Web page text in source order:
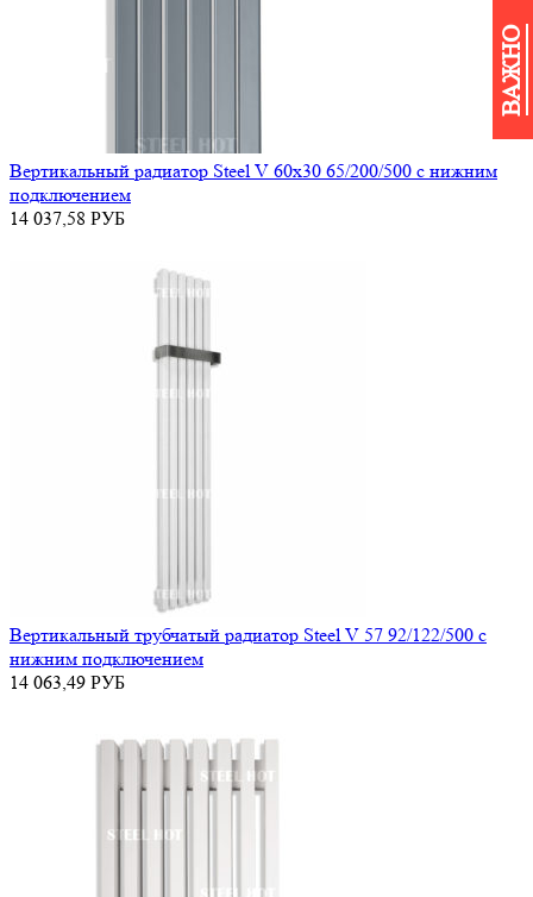
ВАЖНО
Вертикальный радиатор Steel V 60х30 65/200/500 с нижним
подключением
14 037,58 РУБ
Вертикальный трубчатый радиатор Steel V 57 92/122/500 с
нижним подключением
14 063,49 РУБ